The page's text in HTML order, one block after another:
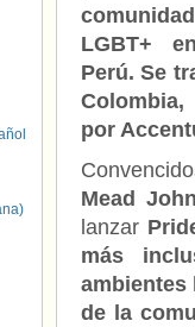
comunidad
LGBT+
Perú. Se
por
Mead
lanzar
más
ambientes
de la